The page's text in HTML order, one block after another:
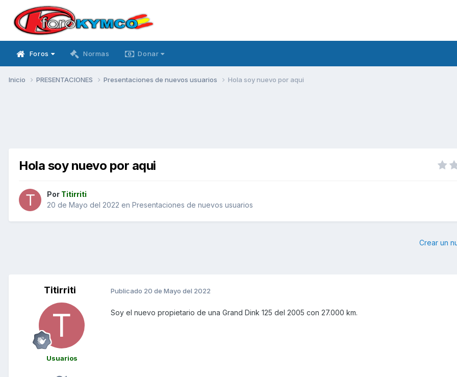
Foros Normas Donar
Inicio PRESENTACIONES Presentaciones de nuevos usuarios Hola soy nuevo por aqui
Hola soy nuevo por aqui
Por Titirriti
20 de Mayo del 2022 en Presentaciones de nuevos usuarios
Crear un
Titirriti
Usuarios
Publicado 20 de Mayo del 2022
Soy el nuevo propietario de una Grand Dink 125 del 2005 con 27.000 km.